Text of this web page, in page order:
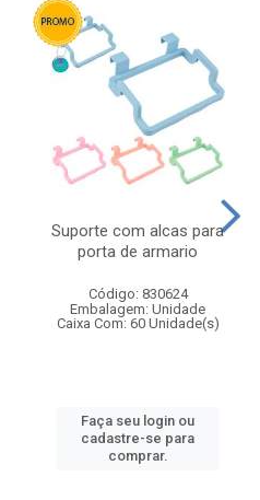
Suporte com alcas para
porta de armario
Código: 830624
Embalagem: Unidade
Caixa Com: 60 Unidade(s)
Faça seu login ou
cadastre-se para
comprar.